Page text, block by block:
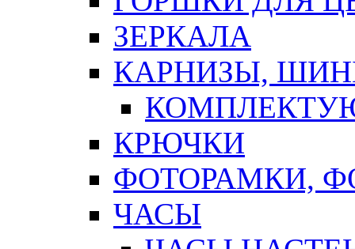
ЗЕРКАЛА
КАРНИЗЫ,
КРЮЧКИ
ФОТОРАМКИ,
ЧАСЫ